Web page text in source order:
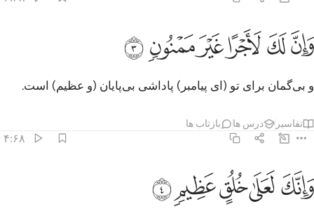
وان لك لاجرا غير ممنون ٣
وَإِنَّ لَكَ لَأَجْرًا غَيْرَ مَمْنُونٍۢ ٣
ﲅﲆﲇﲈﲉﲊ
و بی‌گمان برای تو (ای پیامبر) پاداشی بی‌پایان (و عظیم) است.
تفاسیر درس ها بازتاب ها
۴:۶۸
وانك لعلى خلق عظيم ٤
وَإِنَّكَ لَعَلَىٰ خُلُقٍ عَظِيمٍۢ ٤
ﲋﲌﲍﲎﲏ